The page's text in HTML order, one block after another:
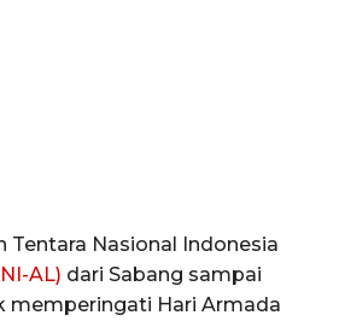
Tentara Nasional Indonesia
AL) dari Sabang sampai
memperingati Hari Armada